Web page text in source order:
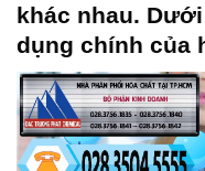
khác nhau.
dụng chính của